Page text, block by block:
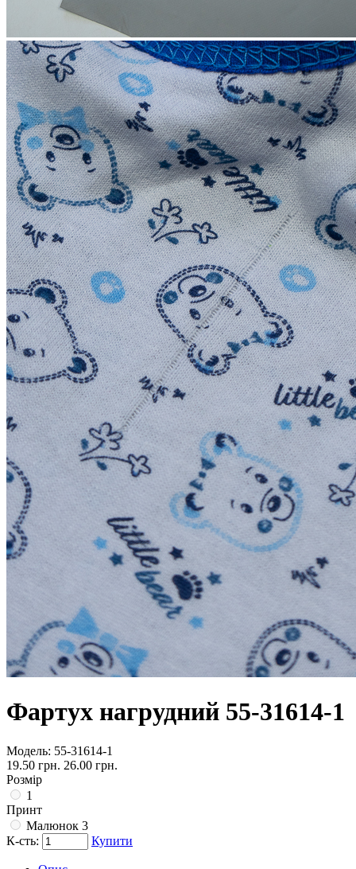
Фартух нагрудний 55-31614-1
Модель: 55-31614-1
19.50 грн. 26.00 грн.
Розмір
1
Принт
Малюнок 3
К-сть:
Купити